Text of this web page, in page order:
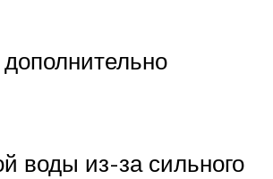
воды из-за сильного